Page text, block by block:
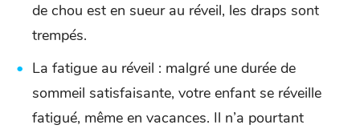
de chou est en sueur au réveil, les draps sont
trempés.
La fatigue au réveil : malgré une durée de
sommeil satisfaisante, votre enfant se réveille
fatigué, même en vacances. Il n’a pourtant